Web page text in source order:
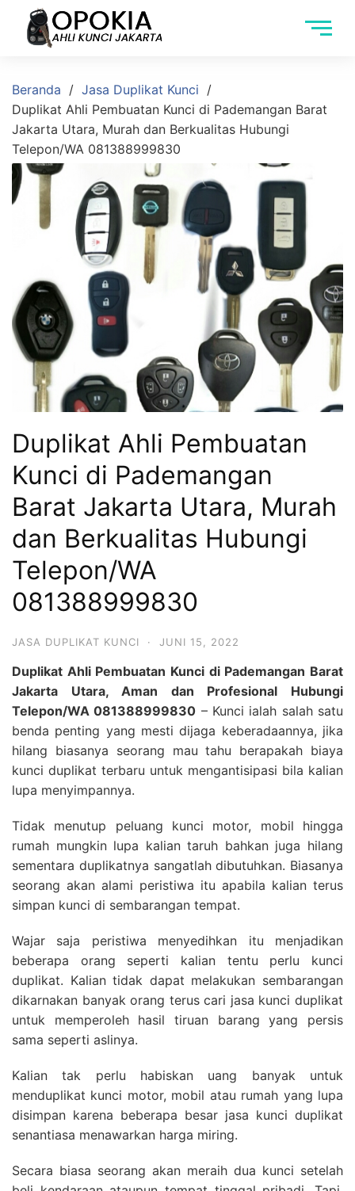
Beranda
Jasa Duplikat Kunci
Duplikat Ahli Pembuatan Kunci di Pademangan Barat
Jakarta Utara, Murah dan Berkualitas Hubungi
Telepon/WA 081388999830
Duplikat Ahli Pembuatan
Kunci di Pademangan
Barat Jakarta Utara, Murah
dan Berkualitas Hubungi
Telepon/WA
081388999830
JASA DUPLIKAT KUNCI · JUNI 15, 2022
Duplikat Ahli Pembuatan Kunci di Pademangan Barat
Jakarta Utara, Aman dan Profesional Hubungi
Telepon/WA 081388999830 – Kunci ialah salah satu
benda penting yang mesti dijaga keberadaannya, jika
hilang biasanya seorang mau tahu berapakah biaya
kunci duplikat terbaru untuk mengantisipasi bila kalian
lupa menyimpannya.
Tidak menutup peluang kunci motor, mobil hingga
rumah mungkin lupa kalian taruh bahkan juga hilang
sementara duplikatnya sangatlah dibutuhkan. Biasanya
seorang akan alami peristiwa itu apabila kalian terus
simpan kunci di sembarangan tempat.
Wajar saja peristiwa menyedihkan itu menjadikan
beberapa orang seperti kalian tentu perlu kunci
duplikat. Kalian tidak dapat melakukan sembarangan
dikarnakan banyak orang terus cari jasa kunci duplikat
untuk memperoleh hasil tiruan barang yang persis
sama seperti aslinya.
Kalian tak perlu habiskan uang banyak untuk
menduplikat kunci motor, mobil atau rumah yang lupa
disimpan karena beberapa besar jasa kunci duplikat
senantiasa menawarkan harga miring.
Secara biasa seorang akan meraih dua kunci setelah